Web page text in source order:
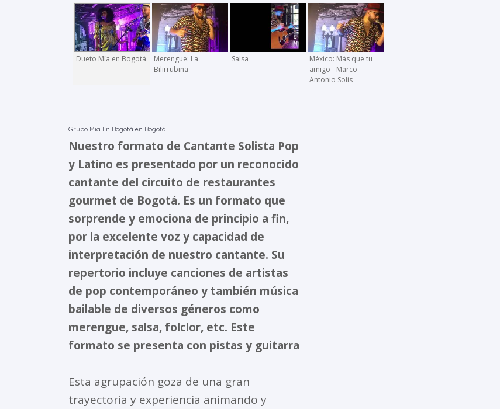
Dueto Mía en Bogotá
Merengue: La
Bilirrubina
Salsa
México: Más que tu
amigo - Marco
Antonio Solis
Grupo Mia En Bogotá en Bogotá
Nuestro formato de Cantante Solista Pop
y Latino es presentado por un reconocido
cantante del circuito de restaurantes
gourmet de Bogotá. Es un formato que
sorprende y emociona de principio a fin,
por la excelente voz y capacidad de
interpretación de nuestro cantante. Su
repertorio incluye canciones de artistas
de pop contemporáneo y también música
bailable de diversos géneros como
merengue, salsa, folclor, etc. Este
formato se presenta con pistas y guitarra
Esta agrupación goza de una gran
trayectoria y experiencia animando y